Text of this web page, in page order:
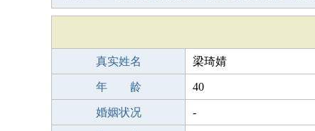
真实姓名 梁琦婧
年 龄 40
婚姻状况 -